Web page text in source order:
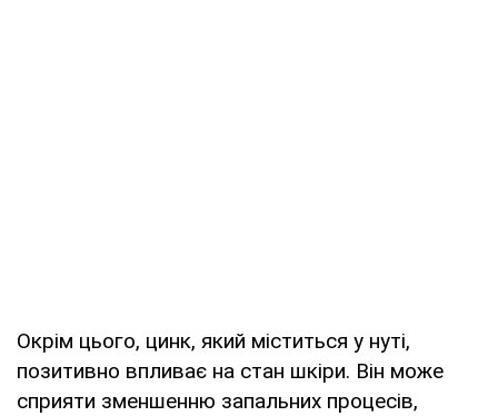
Окрім цього, цинк, який міститься у нуті,
позитивно впливає на стан шкіри. Він може
сприяти зменшенню запальних процесів,